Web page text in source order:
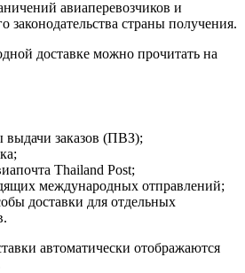
авиаперевозчиков и
законодательства страны получения.
доставке можно прочитать на
выдачи заказов (ПВЗ);
Thailand Post;
международных отправлений;
доставки для отдельных
автоматически отображаются